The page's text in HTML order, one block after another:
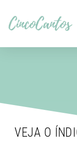
VEJA O